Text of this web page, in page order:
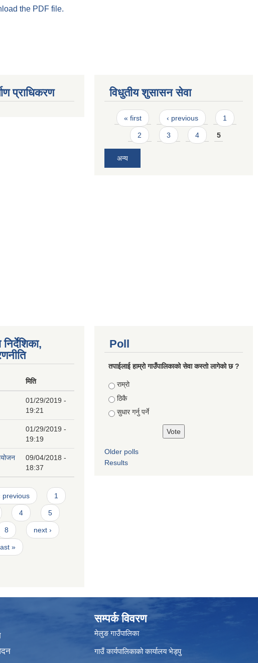
the PDF file.
प्राधिकरण विधुतीय शुसासन सेवा
Pages
« first ‹ previous 1
2 3 4 5
अन्य
मिति
01/29/2019 -
19:21
01/29/2019 -
19:19
09/04/2018 -
18:37
previous 1
4 5
8 next ›
»
Poll
तपाईलाई हाम्राे गाउँपालिकाको सेवा कस्तो लागेको छ ?
Choices
राम्रो
ठिकै
सुधार गर्नु पर्ने
Older polls
Results
सम्पर्क विवरण
मेलुङ गाउँपालिका
गाउँ कार्यपालिकाको कार्यालय भेड्पु